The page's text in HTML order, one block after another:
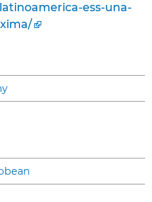
ess-una-